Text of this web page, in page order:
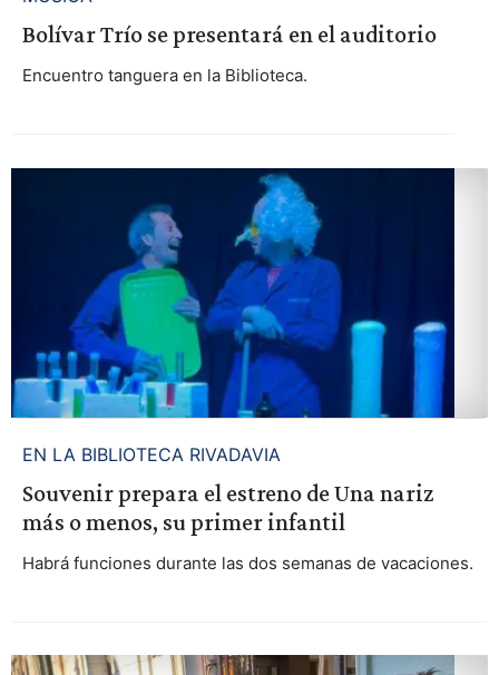
Bolívar Trío se presentará en el auditorio
Encuentro tanguera en la Biblioteca.
EN LA BIBLIOTECA RIVADAVIA
Souvenir prepara el estreno de Una nariz
más o menos, su primer infantil
Habrá funciones durante las dos semanas de vacaciones.